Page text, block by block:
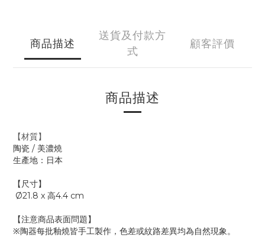
商品描述
送貨及付款方
式
顧客評價
商品描述
【材質】
陶瓷 / 美濃燒
生產地：日本
【尺寸】
Ø21.8 x 高4.4 cm
【注意商品表面問題】
※陶器每批釉燒皆手工製作，色差或紋路差異均為自然現象。